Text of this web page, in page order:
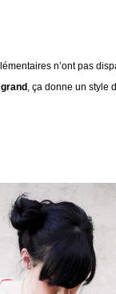
n’ont pas
, ça donne un style